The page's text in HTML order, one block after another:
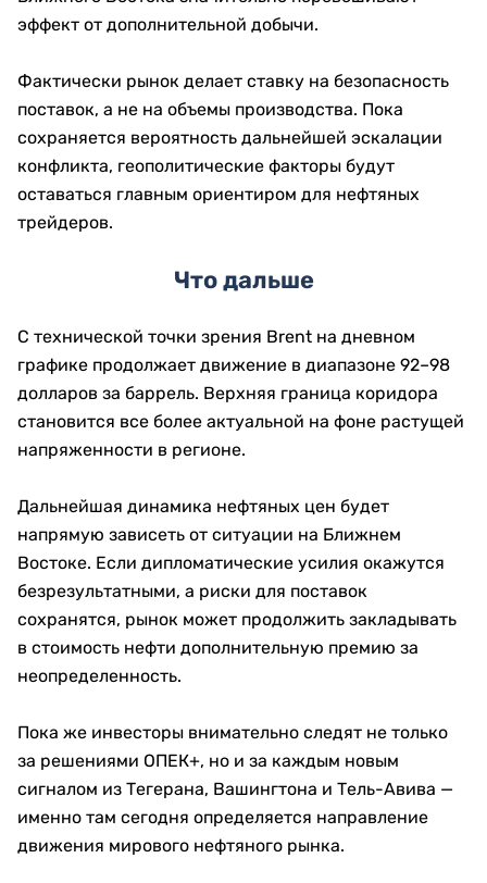
эффект от дополнительной добычи.
Фактически рынок делает ставку на безопасность
поставок, а не на объемы производства. Пока
сохраняется вероятность дальнейшей эскалации
конфликта, геополитические факторы будут
оставаться главным ориентиром для нефтяных
трейдеров.
Что дальше
С технической точки зрения Brent на дневном
графике продолжает движение в диапазоне 92–98
долларов за баррель. Верхняя граница коридора
становится все более актуальной на фоне растущей
напряженности в регионе.
Дальнейшая динамика нефтяных цен будет
напрямую зависеть от ситуации на Ближнем
Востоке. Если дипломатические усилия окажутся
безрезультатными, а риски для поставок
сохранятся, рынок может продолжить закладывать
в стоимость нефти дополнительную премию за
неопределенность.
Пока же инвесторы внимательно следят не только
за решениями ОПЕК+, но и за каждым новым
сигналом из Тегерана, Вашингтона и Тель-Авива —
именно там сегодня определяется направление
движения мирового нефтяного рынка.